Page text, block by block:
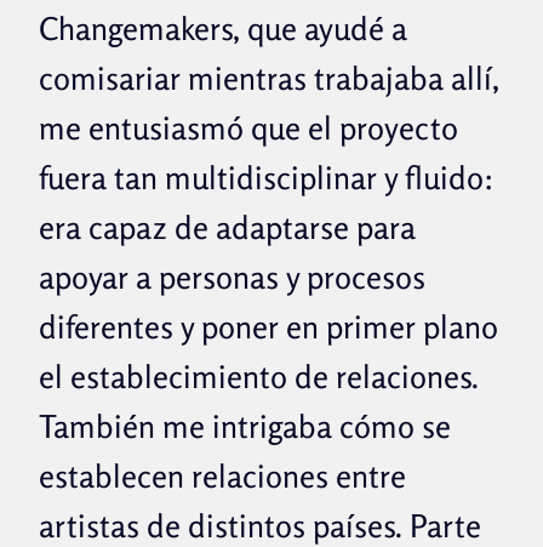
Changemakers, que ayudé a
comisariar mientras trabajaba allí,
me entusiasmó que el proyecto
fuera tan multidisciplinar y fluido:
era capaz de adaptarse para
apoyar a personas y procesos
diferentes y poner en primer plano
el establecimiento de relaciones.
También me intrigaba cómo se
establecen relaciones entre
artistas de distintos países. Parte